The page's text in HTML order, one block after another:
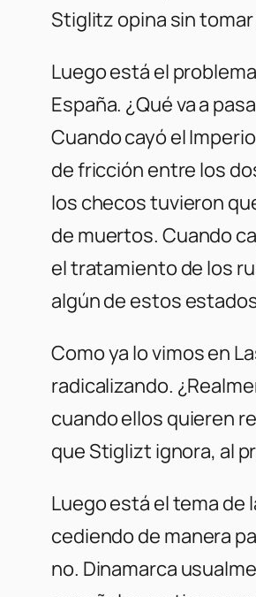
Stiglitz opina sin
Luego está el
España. ¿Qué va a
Cuando cayó el
de fricción entre los
los checos tuvieron
de muertos. Cuando
el tratamiento de los
algún de estos
Como ya lo vimos en
radicalizando.
cuando ellos quieren
que Stiglizt ignora, al
Luego está el tema de
cediendo de manera
no. Dinamarca